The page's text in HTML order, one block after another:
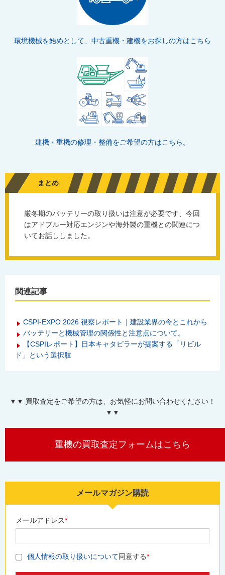
環境機械を始めとして、中古重機・建機をお探しの方はこちら
建機・重機の修理・整備をご希望の方はこちら。
まとめ
厳冬期のバッテリーの取り扱いは注意が必要です、今回
はアドブルー対応エンジンや海外製の重機との関連につ
いてお話ししました。
関連記事
CSPI-EXPO 2026 視察レポート｜建設業界の今とこれから
バッテリーと機械管理の関係性と注意点について。
【CSPIレポート】日本キャタピラーが提案する「リビル
ド」という選択肢
▼▼ 買取査定をご希望の方は、お気軽にお問い合わせください！
▼▼
重機の買取査定フォームはこちら
メールマガジン購読
メールアドレス*
個人情報の取り扱いについて同意する*